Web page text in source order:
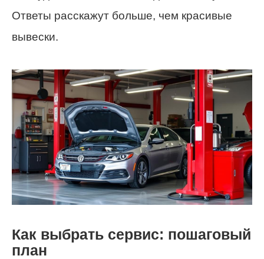
Ответы расскажут больше, чем красивые
вывески.
Как выбрать сервис: пошаговый
план